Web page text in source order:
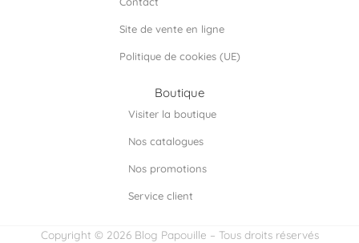
Site de vente en ligne
Politique de cookies (UE)
Boutique
Visiter la boutique
Nos catalogues
Nos promotions
Service client
Copyright © 2026 Blog Papouille – Tous droits réservés